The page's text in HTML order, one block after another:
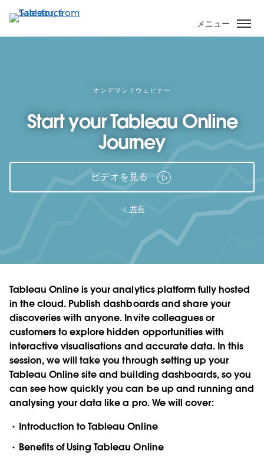
イ
ン
メニュー
オンデマンドウェビナー
Start your Tableau Online
Journey
ビデオを見る
共有
Tableau Online is your analytics platform fully hosted
in the cloud. Publish dashboards and share your
discoveries with anyone. Invite colleagues or
customers to explore hidden opportunities with
interactive visualisations and accurate data. In this
session, we will take you through setting up your
Tableau Online site and building dashboards, so you
can see how quickly you can be up and running and
analysing your data like a pro. We will cover:
Introduction to Tableau Online
Benefits of Using Tableau Online